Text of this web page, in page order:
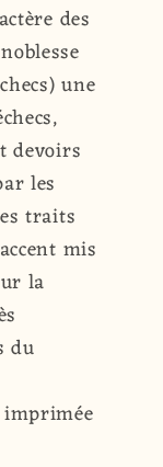
des
une
devoirs
les
traits
mis
la
du